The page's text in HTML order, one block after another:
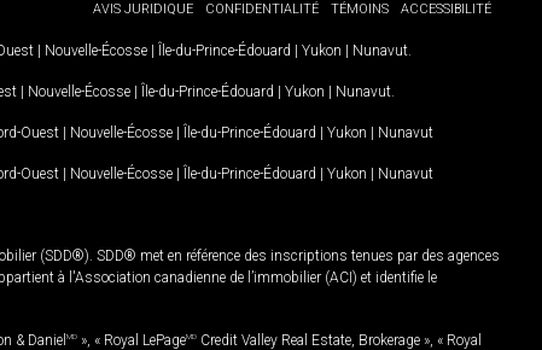
AVIS JURIDIQUE
CONFIDENTIALITÉ TÉMOINS ACCESSIBILITÉ
| Nouvelle-Écosse | Île-du-Prince-Édouard | Yukon | Nunavut
| Nouvelle-Écosse | Île-du-Prince-Édouard | Yukon | Nunavut
Ouest | Nouvelle-Écosse | Île-du-Prince-Édouard | Yukon | Nunavut
Ouest | Nouvelle-Écosse | Île-du-Prince-Édouard | Yukon | Nunavut
(SDD®). SDD® met en référence des inscriptions tenues par des agences
à l'Association canadienne de l’immobilier (ACI) et identifie le
& Daniel MD », « Royal LePageMD Credit Valley Real Estate, Brokerage », « Royal